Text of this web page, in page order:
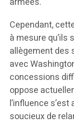
Cependant,
à mesure qu’ils
allègement des
avec
concessions
oppose
l’influence
soucieux de